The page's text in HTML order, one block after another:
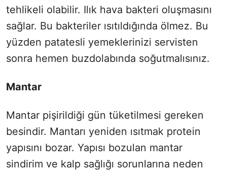
tehlikeli olabilir. Ilık hava bakteri oluşmasını
sağlar. Bu bakteriler ısıtıldığında ölmez. Bu
yüzden patatesli yemeklerinizi servisten
sonra hemen buzdolabında soğutmalısınız.
Mantar
Mantar pişirildiği gün tüketilmesi gereken
besindir. Mantarı yeniden ısıtmak protein
yapısını bozar. Yapısı bozulan mantar
sindirim ve kalp sağlığı sorunlarına neden